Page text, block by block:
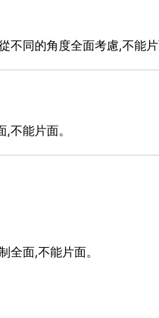
不同的角度全面考慮,不能
不能片面。
全面,不能片面。